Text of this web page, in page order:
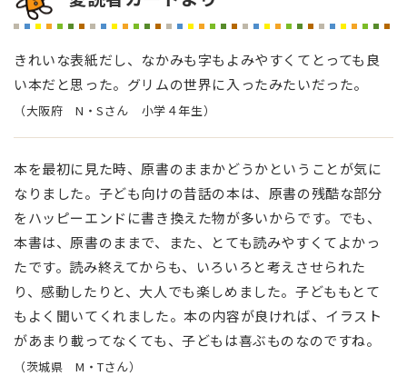
きれいな表紙だし、なかみも字もよみやすくてとっても良
い本だと思った。グリムの世界に入ったみたいだった。
（大阪府 N・Sさん 小学４年生）
本を最初に見た時、原書のままかどうかということが気に
なりました。子ども向けの昔話の本は、原書の残酷な部分
をハッピーエンドに書き換えた物が多いからです。でも、
本書は、原書のままで、また、とても読みやすくてよかっ
たです。読み終えてからも、いろいろと考えさせられた
り、感動したりと、大人でも楽しめました。子どももとて
もよく聞いてくれました。本の内容が良ければ、イラスト
があまり載ってなくても、子どもは喜ぶものなのですね。
（茨城県 M・Tさん）